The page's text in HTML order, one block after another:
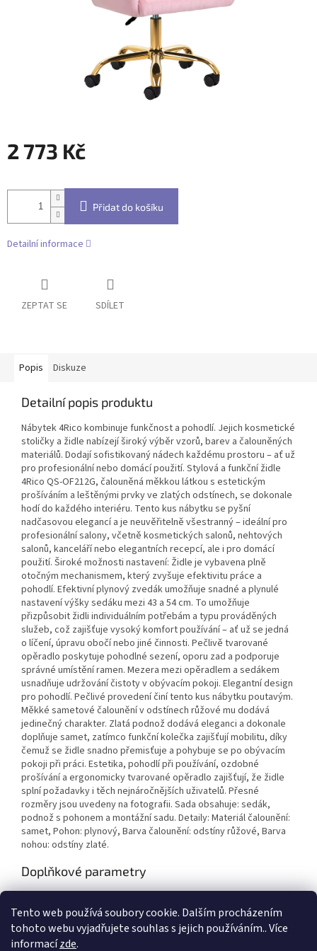
Tento web používá soubory cookie. Dalším procházením
tohoto webu vyjadřujete souhlas s jejich používáním.. Více
informacízde.
2 773 Kč
cena:
Přidat do košíku
Detailní informace
ZEPTAT SE SDÍLET
Popis Diskuze
Detailní popis produktu
Nábytek 4Rico kombinuje funkčnost a pohodlí. Jejich kosmetické
stoličky a židle nabízejí široký výběr vzorů, barev a čalouněných
materiálů. Dodají sofistikovaný nádech každému prostoru – ať už
pro profesionální nebo domácí použití. Stylová a funkční židle
4Rico QS-OF212G, čalouněná měkkou látkou s estetickým
prošíváním a leštěnými prvky ve zlatých odstínech, se dokonale
hodí do každého interiéru. Tento kus nábytku se pyšní
nadčasovou elegancí a je neuvěřitelně všestranný – ideální pro
profesionální salony, včetně kosmetických salonů, nehtových
salonů, kanceláří nebo elegantních recepcí, ale i pro domácí
použití. Široké možnosti nastavení: Židle je vybavena plně
otočným mechanismem, který zvyšuje efektivitu práce a
pohodlí. Efektivní plynový zvedák umožňuje snadné a plynulé
nastavení výšky sedáku mezi 43 a 54 cm. To umožňuje
přizpůsobit židli individuálním potřebám a typu prováděných
služeb, což zajišťuje vysoký komfort používání – ať už se jedná
o líčení, úpravu obočí nebo jiné činnosti. Pečlivě tvarované
opěradlo poskytuje pohodlné sezení, oporu zad a podporuje
správné umístění ramen. Mezera mezi opěradlem a sedákem
usnadňuje udržování čistoty v obývacím pokoji. Elegantní design
pro pohodlí. Pečlivé provedení činí tento kus nábytku poutavým.
Měkké sametové čalounění v odstínech růžové mu dodává
jedinečný charakter. Zlatá podnož dodává eleganci a dokonale
doplňuje samet, zatímco funkční kolečka zajišťují mobilitu, díky
čemuž se židle snadno přemisťuje a pohybuje se po obývacím
pokoji při práci. Estetika, pohodlí při používání, ozdobné
prošívání a ergonomicky tvarované opěradlo zajišťují, že židle
splní požadavky i těch nejnáročnějších uživatelů. Přesné
rozměry jsou uvedeny na fotografii. Sada obsahuje: sedák,
podnož s pohonem a montážní sadu. Detaily: Materiál čalounění:
samet, Pohon: plynový, Barva čalounění: odstíny růžové, Barva
nohou: odstíny zlaté.
Doplňkové parametry
EAN: 5906717461002